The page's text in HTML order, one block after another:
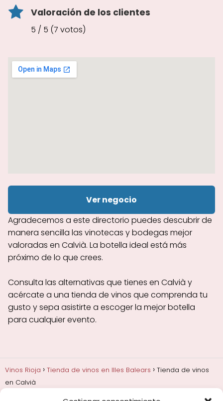
Valoración de los clientes
5 / 5 (7 votos)
Ver negocio
Agradecemos a este directorio puedes descubrir de
manera sencilla las vinotecas y bodegas mejor
valoradas en Calvià. La botella ideal está más
próximo de lo que crees.
Consulta las alternativas que tienes en Calvià y
acércate a una tienda de vinos que comprenda tu
gusto y sepa asistirte a escoger la mejor botella
para cualquier evento.
Vinos Rioja Tienda de vinos en Illes Balears
Tienda de vinos
en Calvià